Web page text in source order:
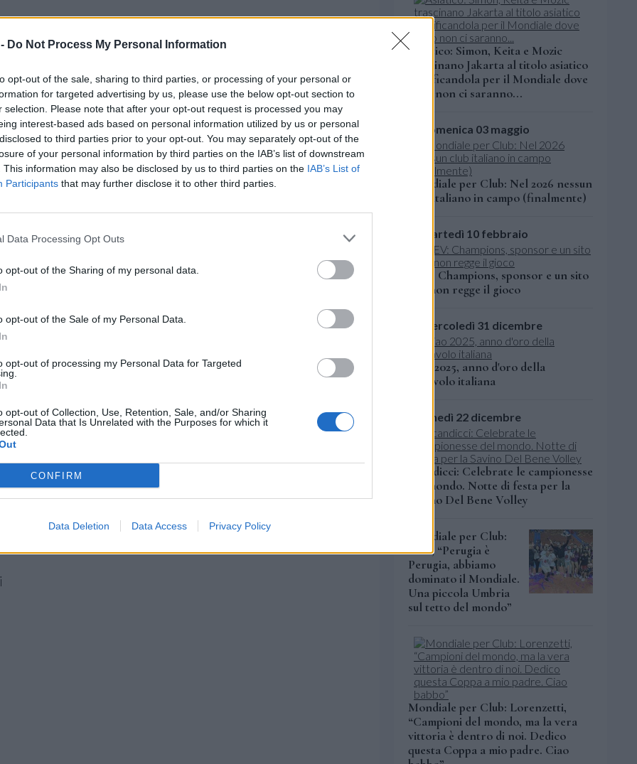
Do Not Process My Personal Information
opt-out of the sale, sharing to third parties, or processing of your personal or
for targeted advertising by us, please use the below opt-out section to
selection. Please note that after your opt-out request is processed you may
interest-based ads based on personal information utilized by us or personal
to third parties prior to your opt-out. You may separately opt-out of the
of your personal information by third parties on the IAB’s list of downstream
This information may also be disclosed by us to third parties on the IAB’s List of
Participants that may further disclose it to other third parties.
Data Processing Opt Outs
opt-out of the Sharing of my personal data.
opt-out of the Sale of my Personal Data.
opt-out of processing my Personal Data for Targeted
opt-out of Collection, Use, Retention, Sale, and/or Sharing
Data that Is Unrelated with the Purposes for which it
CONFIRM
Data Deletion Data Access Privacy Policy
fase a gironi, con inizio alle 10.00 e l’ultima gara alle
dei biglietti. In quanto squadra organizzatrice, l’Osasco
alle semifinali.
Asiatico: Simon, Keita e Mozic
trascinano Jakarta al titolo asiatico
qualificandola per il Mondiale dove
però non ci saranno...
domenica 03 maggio
Mondiale per Club: Nel 2026 nessun
club italiano in campo (finalmente)
martedì 10 febbraio
CEV: Champions, sponsor e un sito
che non regge il gioco
mercoledì 31 dicembre
Ciao 2025, anno d'oro della
pallavolo italiana
lunedì 22 dicembre
Scandicci: Celebrate le campionesse
del mondo. Notte di festa per la
Savino Del Bene Volley
Mondiale per Club:
Sirci, “Perugia è
Perugia, abbiamo
dominato il Mondiale.
Una piccola Umbria
sul tetto del mondo”
Mondiale per Club: Lorenzetti,
“Campioni del mondo, ma la vera
vittoria è dentro di noi. Dedico
questa Coppa a mio padre. Ciao